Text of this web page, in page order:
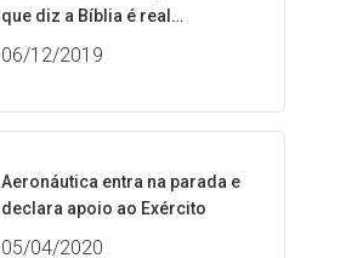
que diz a Bíblia é real…
06/12/2019
Aeronáutica entra na parada e
declara apoio ao Exército
05/04/2020